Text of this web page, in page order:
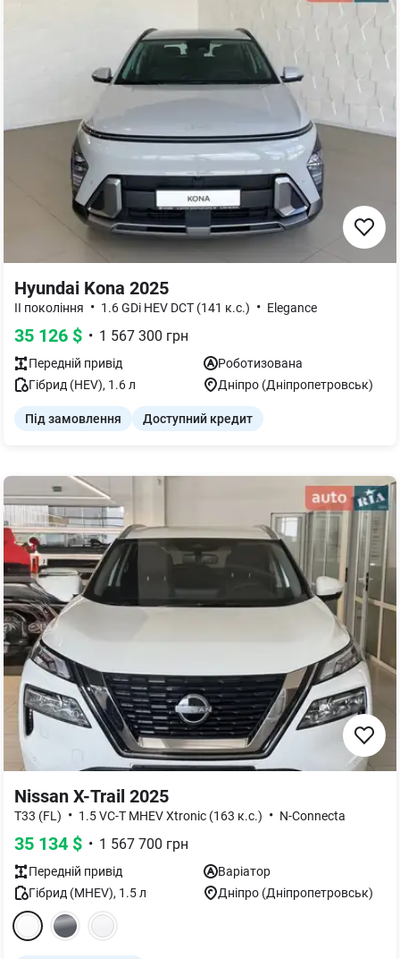
Hyundai Kona 2025
II покоління • 1.6 GDi HEV DCT (141 к.с.) • Elegance
35 126 $ • 1 567 300 грн
Передній привід
Роботизована
Гібрид (HEV), 1.6л Дніпро (Дніпропетровськ)
Під замовлення Доступний кредит
Nissan X-Trail 2025
T33 (FL) • 1.5 VC-T MHEV Xtronic (163 к.с.) • N-Connecta
35 134 $ • 1 567 700 грн
Передній привід
Варіатор
Гібрид (MHEV), 1.5л Дніпро (Дніпропетровськ)